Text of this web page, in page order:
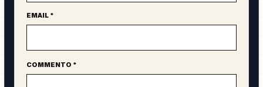
EMAIL *
COMMENTO *